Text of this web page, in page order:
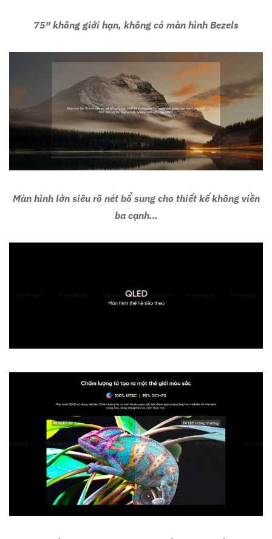
75″ không giới hạn, không có màn hình Bezels
Màn hình lớn siêu rõ nét bổ sung cho thiết kế không viền
ba cạnh…